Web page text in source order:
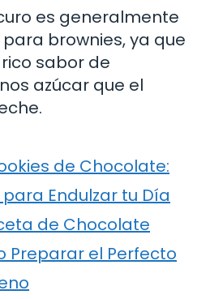
es generalmente
brownies, ya que
sabor de
azúcar que el
de Chocolate:
Endulzar tu Día
de Chocolate
Preparar el Perfecto